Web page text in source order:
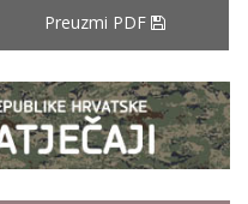
Preuzmi PDF